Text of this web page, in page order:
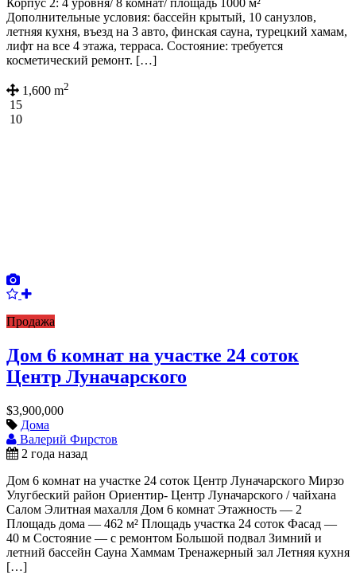
Корпус 2: 4 уровня/ 8 комнат/ площадь 1000 м²
Дополнительные условия: бассейн крытый, 10 санузлов,
летняя кухня, въезд на 3 авто, финская сауна, турецкий хамам,
лифт на все 4 этажа, терраса. Состояние: требуется
косметический ремонт. […]
1,600 m2
15
10
Продажа
Дом 6 комнат на участке 24 соток
Центр Луначарского
$3,900,000
Дома
Валерий Фирстов
2 года назад
Дом 6 комнат на участке 24 соток Центр Луначарского Мирзо
Улугбеский район Ориентир- Центр Луначарского / чайхана
Салом Элитная махалля Дом 6 комнат Этажность — 2
Площадь дома — 462 м² Площадь участка 24 соток Фасад —
40 м Состояние — с ремонтом Большой подвал Зимний и
летний бассейн Сауна Хаммам Тренажерный зал Летняя кухня
[…]